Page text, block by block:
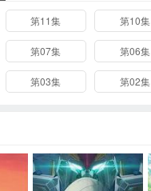
第11集 第10集
第07集 第06集
第03集 第02集